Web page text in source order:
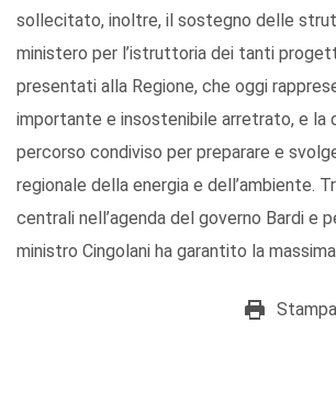
sollecitato, inoltre, il sostegno delle
ministero per l’istruttoria dei tanti
presentati alla Regione, che oggi
importante e insostenibile arretrato, e la
percorso condiviso per preparare e
regionale della energia e dell’ambiente.
centrali nell’agenda del governo Bardi e
ministro Cingolani ha garantito la